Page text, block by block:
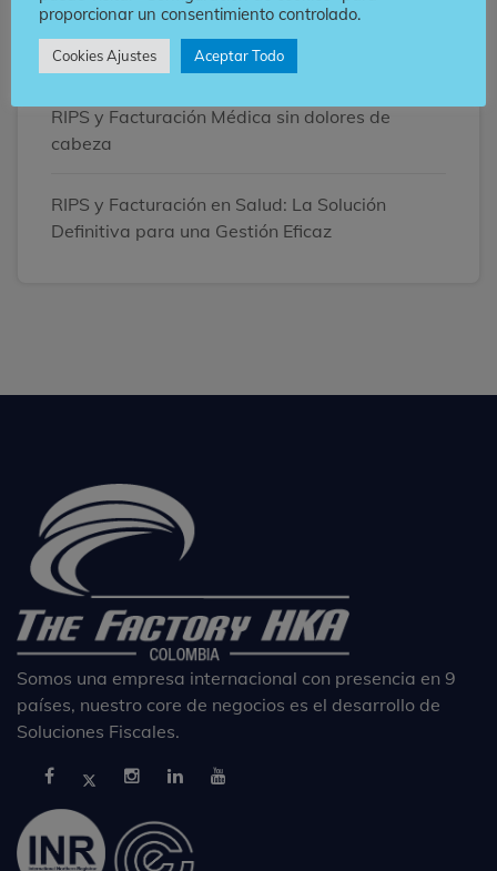
Optimiza la gestión de RIPS: 5 Claves para
Acelerar el Flujo de Caja en tu IPS
RIPS y Facturación Médica sin dolores de
cabeza
RIPS y Facturación en Salud: La Solución
Definitiva para una Gestión Eficaz
Somos una empresa internacional con presencia en 9
países, nuestro core de negocios es el desarrollo de
Soluciones Fiscales.
proporcionar un consentimiento controlado.
Cookies Ajustes Aceptar Todo